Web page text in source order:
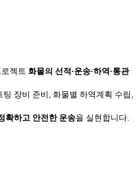
젝트 화물의 선적·운송·하역·통관
장비 준비, 화물별 하역계획 수립,
확하고 안전한 운송을 실현합니다.